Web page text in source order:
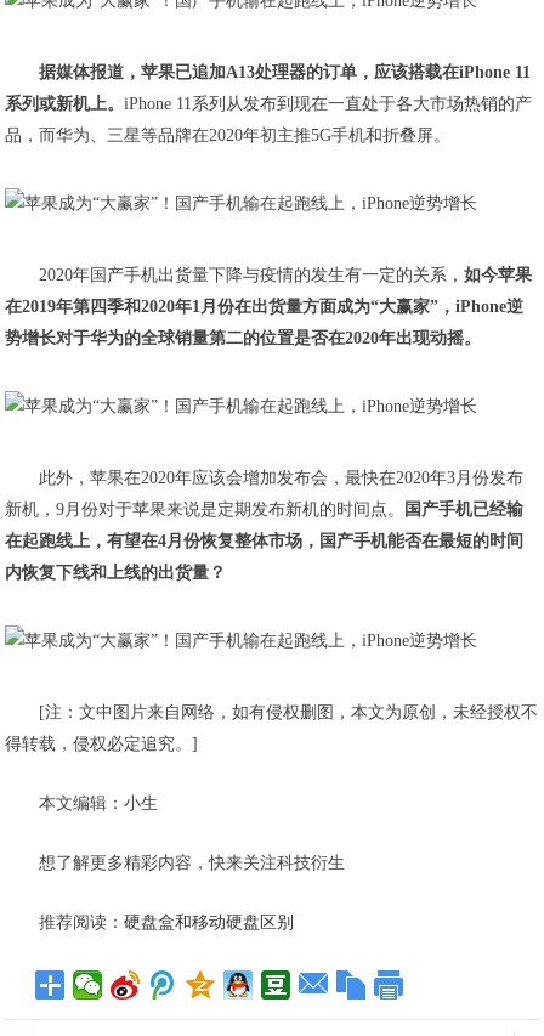
据媒体报道，苹果已追加A13处理器的订单，应该搭载在iPhone 11
系列或新机上。iPhone 11系列从发布到现在一直处于各大市场热销的产
品，而华为、三星等品牌在2020年初主推5G手机和折叠屏。
2020年国产手机出货量下降与疫情的发生有一定的关系，如今苹果
在2019年第四季和2020年1月份在出货量方面成为“大赢家”，iPhone逆
势增长对于华为的全球销量第二的位置是否在2020年出现动摇。
此外，苹果在2020年应该会增加发布会，最快在2020年3月份发布
新机，9月份对于苹果来说是定期发布新机的时间点。
国产手机已经输
在起跑线上，有望在4月份恢复整体市场，国产手机能否在最短的时间
内恢复下线和上线的出货量？
[注：文中图片来自网络，如有侵权删图，本文为原创，未经授权不
得转载，侵权必定追究。]
本文编辑：小生
想了解更多精彩内容，快来关注科技衍生
推荐阅读：硬盘盒和移动硬盘区别